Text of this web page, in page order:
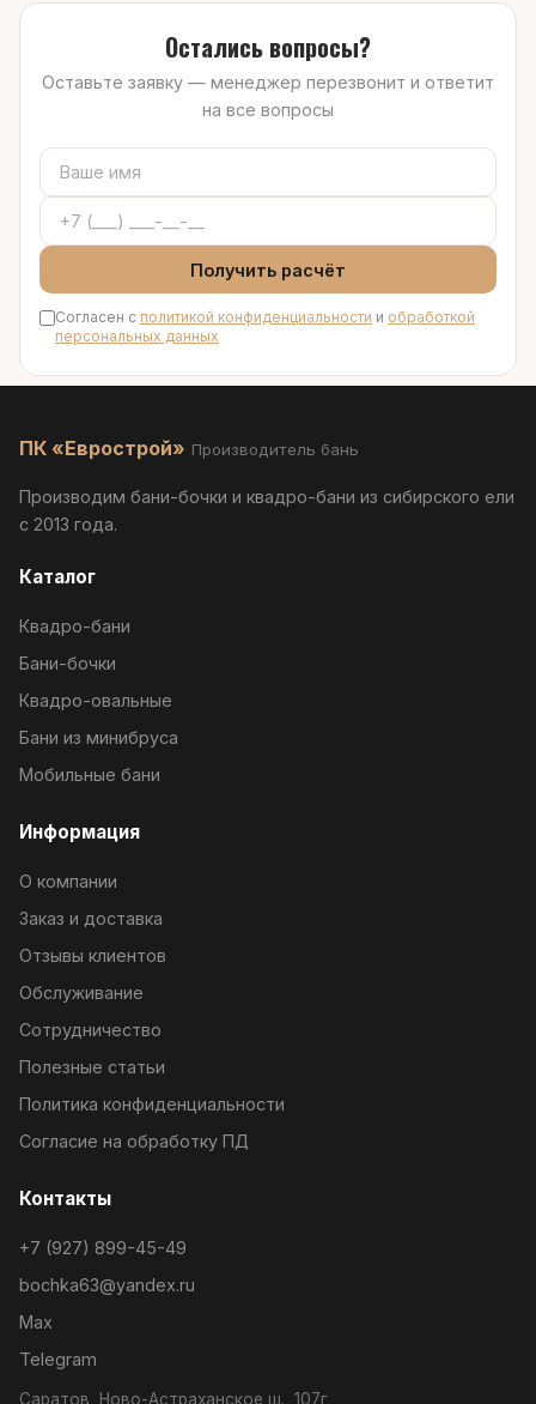
Остались вопросы?
Оставьте заявку — менеджер перезвонит и ответит
на все вопросы
Получить расчёт
Согласен с политикой конфиденциальности и обработкой
персональных данных
ПК «Еврострой» Производитель бань
Производим бани-бочки и квадро-бани из сибирского ели
с 2013 года.
Каталог
Квадро-бани
Бани-бочки
Квадро-овальные
Бани из минибруса
Мобильные бани
Информация
О компании
Заказ и доставка
Отзывы клиентов
Обслуживание
Сотрудничество
Полезные статьи
Политика конфиденциальности
Согласие на обработку ПД
Контакты
+7 (927) 899-45-49
bochka63@yandex.ru
Max
Telegram
Саратов, Ново-Астраханское ш., 107г